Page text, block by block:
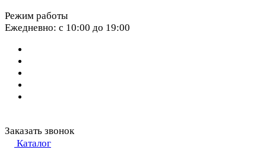
Режим работы
Ежедневно: с 10:00 до 19:00
Заказать звонок
Каталог